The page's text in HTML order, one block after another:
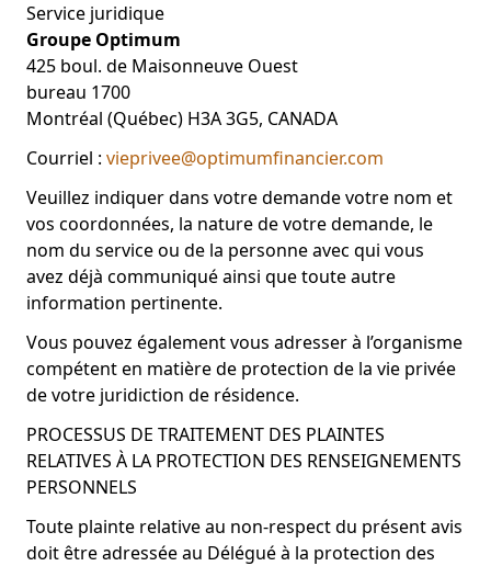
Service juridique
Groupe Optimum
425 boul. de Maisonneuve Ouest
bureau 1700
Montréal (Québec) H3A 3G5, CANADA
Courriel : vieprivee@optimumfinancier.com
Veuillez indiquer dans votre demande votre nom et
vos coordonnées, la nature de votre demande, le
nom du service ou de la personne avec qui vous
avez déjà communiqué ainsi que toute autre
information pertinente.
Vous pouvez également vous adresser à l’organisme
compétent en matière de protection de la vie privée
de votre juridiction de résidence.
PROCESSUS DE TRAITEMENT DES PLAINTES
RELATIVES À LA PROTECTION DES RENSEIGNEMENTS
PERSONNELS
Toute plainte relative au non-respect du présent avis
doit être adressée au Délégué à la protection des